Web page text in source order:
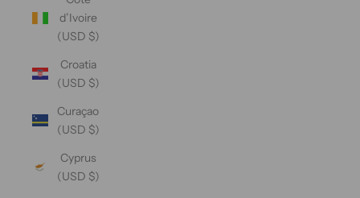
d’Ivoire
(USD $)
Croatia
(USD $)
Curaçao
(USD $)
Cyprus
(USD $)